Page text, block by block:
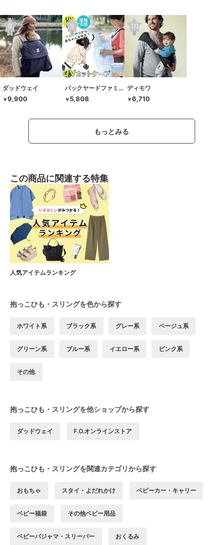
ダッドウェイ
￥9,900
バックヤードファミリー
￥ 5,808
ディモワ
￥6,710
もっとみる
この商品に関連する特集
人気アイテムランキング
抱っこひも・スリングを色から探す
ホワイト系 ブラック系 グレー系 ベージュ系
グリーン系 ブルー系 イエロー系 ピンク系
その他
抱っこひも・スリングを他ショップから探す
ダッドウェイ F.O.オンラインストア
抱っこひも・スリングを関連カテゴリから探す
おもちゃ スタイ・よだれかけ ベビーカー・キャリー
ベビー福袋 その他ベビー用品
ベビーパジャマ・スリーパー おくるみ